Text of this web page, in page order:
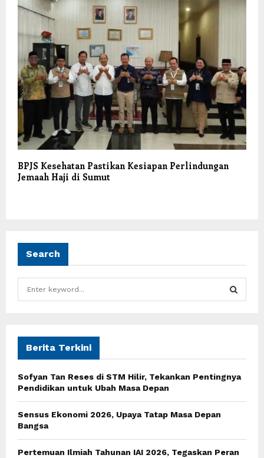
BPJS Kesehatan Pastikan Kesiapan Perlindungan
Jemaah Haji di Sumut
Search
f
r
R
Berita Terkini
Sofyan Tan Reses di STM Hilir, Tekankan Pentingnya
Pendidikan untuk Ubah Masa Depan
Sensus Ekonomi 2026, Upaya Tatap Masa Depan
Bangsa
Pertemuan Ilmiah Tahunan IAI 2026, Tegaskan Peran